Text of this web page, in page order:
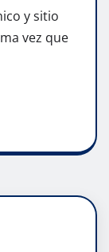
y sitio
vez que